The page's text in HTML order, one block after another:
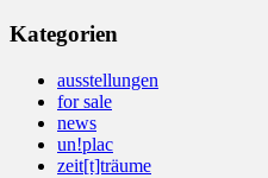
Kategorien
ausstellungen
for sale
news
un!plac
zeit[t]träume